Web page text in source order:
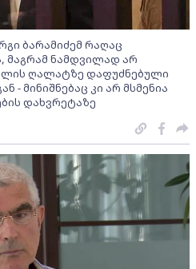
ბარამიძემ რაღაც
მაგრამ ნამდვილად არ
ღალატზე დაფუძნებული
- მინიშნებაც კი არ მსმენია
დახვრეტაზე